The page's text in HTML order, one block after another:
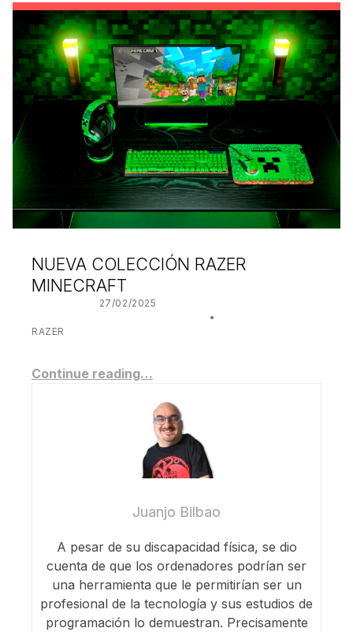
NUEVA COLECCIÓN RAZER
MINECRAFT
27/02/2025
RAZER
Continue reading…
Juanjo Bilbao
A pesar de su discapacidad física, se dio
cuenta de que los ordenadores podrían ser
una herramienta que le permitirían ser un
profesional de la tecnología y sus estudios de
programación lo demuestran. Precisamente